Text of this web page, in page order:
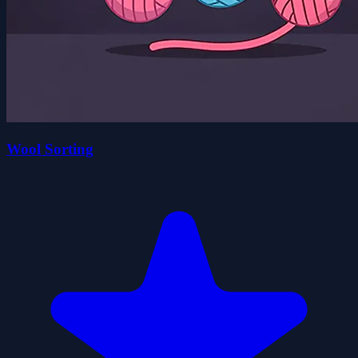
Wool Sorting